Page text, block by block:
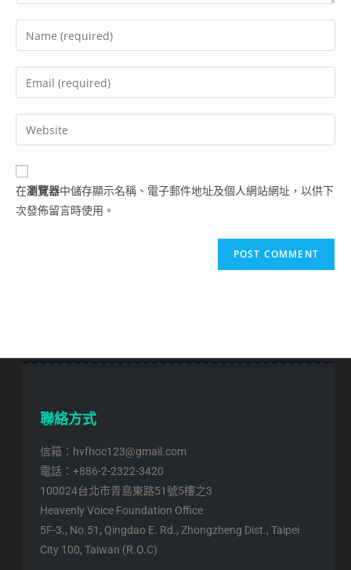
在瀏覽器中儲存顯示名稱、電子郵件地址及個人網站網址，以供下
次發佈留言時使用。
聯絡方式
信箱：hvfhoc123@gmail.com
電話：+886-2-2322-3420
100024台北市青島東路51號5樓之3
Heavenly Voice Foundation Office
5F-3., No.51, Qingdao E. Rd., Zhongzheng Dist., Taipei
City 100, Taiwan (R.O.C)